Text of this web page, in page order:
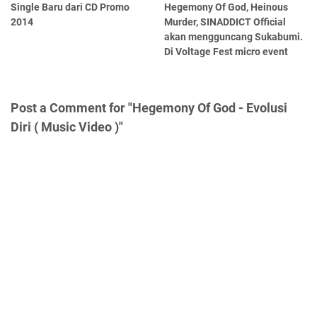
Single Baru dari CD Promo
2014
Hegemony Of God, Heinous
Murder, SINADDICT Official
akan mengguncang Sukabumi.
Di Voltage Fest micro event
Post a Comment for "Hegemony Of God - Evolusi
Diri ( Music Video )"